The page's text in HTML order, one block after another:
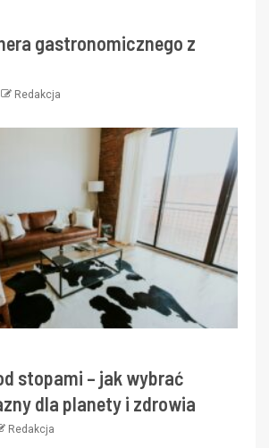
gastronomicznego z
Redakcja
stopami – jak wybrać
dla planety i zdrowia
Redakcja